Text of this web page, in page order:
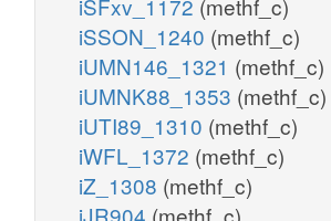
iSFxv_1172 (methf_c)
iSSON_1240 (methf_c)
iUMN146_1321 (methf_c)
iUMNK88_1353 (methf_c)
iUTI89_1310 (methf_c)
iWFL_1372 (methf_c)
iZ_1308 (methf_c)